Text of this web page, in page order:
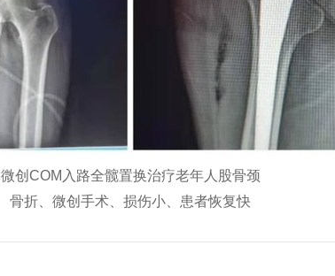
微创COM入路全髋置换治疗老年人股骨颈
骨折、微创手术、损伤小、患者恢复快